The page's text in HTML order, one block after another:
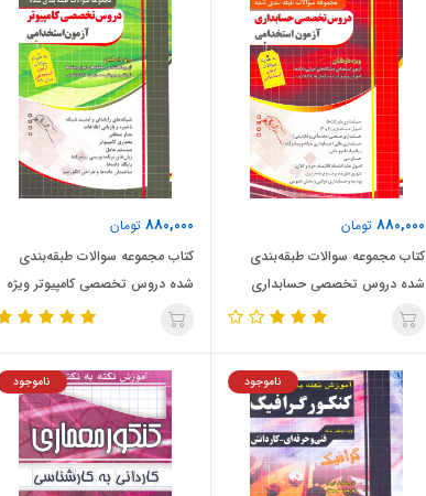
880,000 تومان
کتاب مجموعه سوالات طبقه‌بندی
شده دروس تخصصی حسابداری
ویژه آزمون استخدامی (نشر
880,000 تومان
کتاب مجموعه سوالات طبقه‌بندی
شده دروس تخصصی کامپیوتر ویژه
آزمون استخدامی (نشر چهارخونه)
ناموجود ناموجود